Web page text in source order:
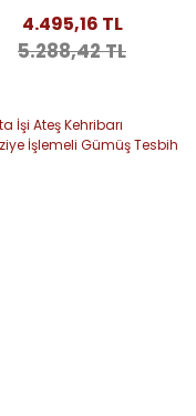
4.495,16 TL
5.288,42 TL